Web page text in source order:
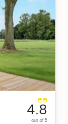
4.8
out of 5